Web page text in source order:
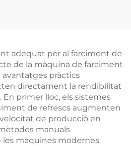
adequat per al farciment de
de la màquina de farciment
pràctics
directament la rendibilitat
En primer lloc, els sistemes
de refrescs augmenten
de producció en
manuals
les màquines modernes